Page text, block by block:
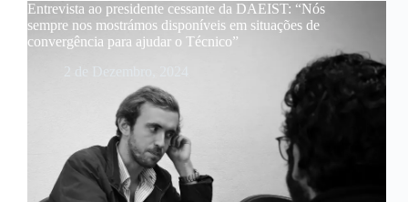
Entrevista ao presidente cessante da DAEIST: “Nós
sempre nos mostrámos disponíveis em situações de
convergência para ajudar o Técnico”
2 de Dezembro, 2024